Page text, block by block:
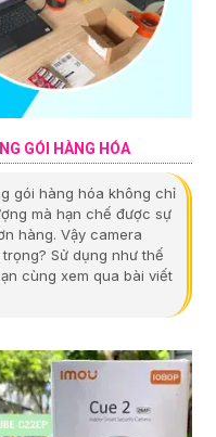
GÓI HÀNG HÓA
gói hàng hóa không chỉ
mà hạn chế được sự
hàng. Vậy camera
Sử dụng như thế
cùng xem qua bài viết